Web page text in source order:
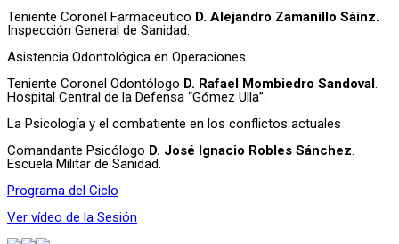
Teniente Coronel Farmacéutico D. Alejandro Zamanillo Sáinz.
Inspección General de Sanidad.
Asistencia Odontológica en Operaciones
Teniente Coronel Odontólogo D. Rafael Mombiedro Sandoval.
Hospital Central de la Defensa “Gómez Ulla”.
La Psicología y el combatiente en los conflictos actuales
Comandante Psicólogo D. José Ignacio Robles Sánchez.
Escuela Militar de Sanidad.
Programa del Ciclo
Ver vídeo de la Sesión